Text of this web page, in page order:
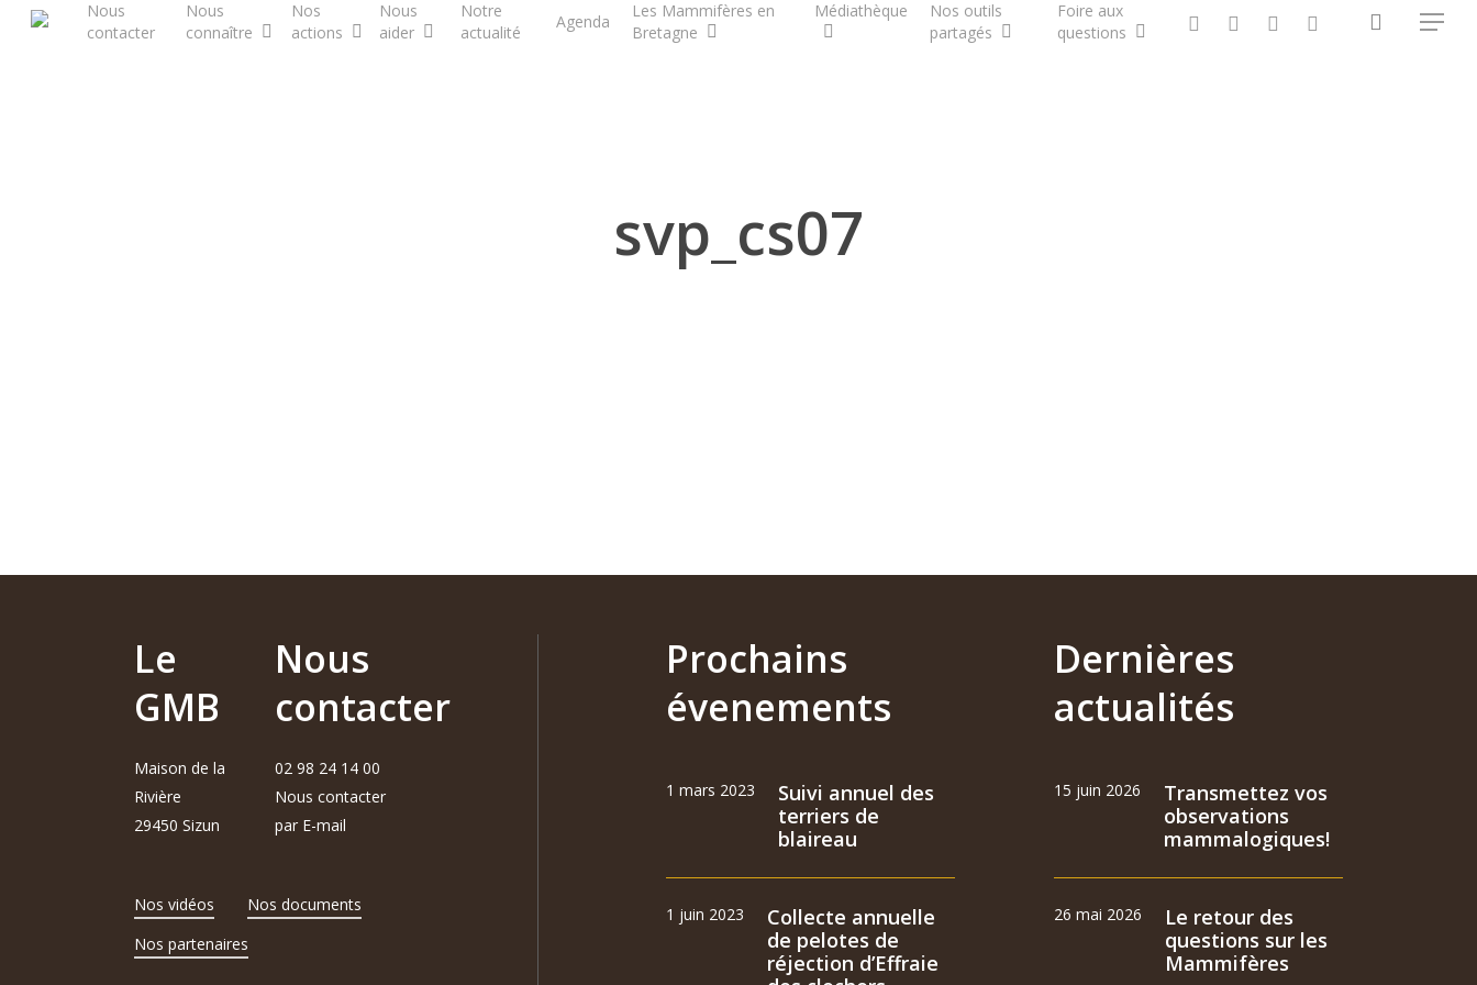
Nous
contacter
Nous
connaître
Nos
actions
Nous
aider
Notre
actualité
Agenda
Les Mammifères en
Bretagne
Médiathèque
Nos outils
partagés
Foire aux
questions
search
Menu
twitter facebook
vimeo RSS
svp_cs07
Le
GMB
Maison de la
Rivière
29450 Sizun
Nous
contacter
02 98 24 14 00
Nous contacter
par E-mail
Nos vidéos
Nos documents
Nos partenaires
Prochains
évenements
1 mars 2023
Suivi annuel des
terriers de
blaireau
1 juin 2023
Collecte annuelle
de pelotes de
réjection d’Effraie
Dernières
actualités
15 juin 2026
Transmettez vos
observations
mammalogiques!
26 mai 2026
Le retour des
questions sur les
Mammifères